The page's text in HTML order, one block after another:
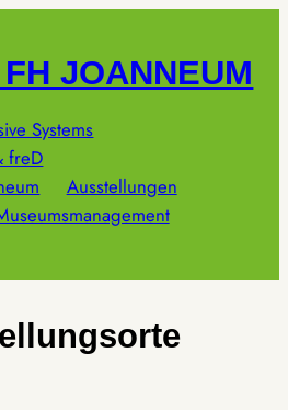
JOANNEUM
Systems
freD
Ausstellungen